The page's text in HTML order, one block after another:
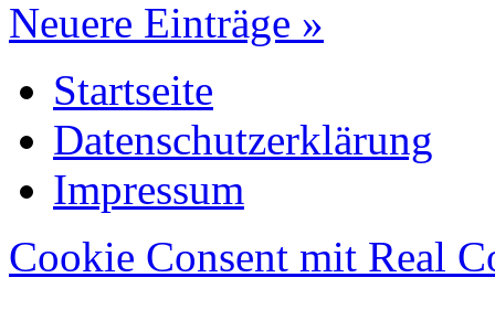
Neuere Einträge »
Startseite
Datenschutzerklärung
Impressum
Cookie Consent mit Real